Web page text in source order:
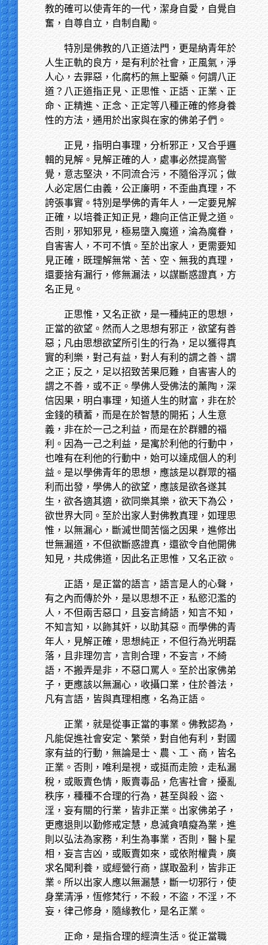
教的確可以使青年的一代，潔身自愛，自覺自
奮，自尊自立，自制自勵。
特別是佛教的八正道法門，更是納青年於
人生正軌的良方，是有利於社會，正風氣，淨
人心，去罪惡，化腐朽的無上聖藥。何謂八正
道？八正道指正見、正思惟、正語、正業、正
命、正精進、正念、正定等八種正確的修身養
性的方法，通用於出家與在家的佛弟子們。
正見，指明白事理，分析邪正，又合乎邏
輯的見解。見解正確的人，處事必然提高警
覺，意志堅決，不同流合污，不隨俗浮沉；做
人必定居仁由義，公正廉明，不歪曲真理，不
誇張事實。特別是學佛的青年人，一定要見解
正確，以培養正知正見，趣向正信正覺之道。
否則，邪知邪見，極易墮入魔道，淪為魔眷，
自害害人，不可不慎。至於出家人，更需要知
見正確，既理解無常、苦、空、無我的真理，
還要捨有漏行，修無漏法，以謀斷惑證真，方
名正見。
正思惟，又名正欲，是一種純正的思想，
正當的欲望。然而人之思想有邪正，欲望有善
惡；凡由思想欲望所引生的行為，足以獲得真
實的利樂，對己有益，對人有利的謂之善、謂
之正；反之，足以招致苦果厄難，自害害人的
謂之不善，或不正。學佛人受佛法的薰陶，深
信因果，明白事理，知道人生的財富，非在於
金錢的積蓄，而是在於智慧的開拓；人生意
義，非在於一己之利益，而是在於群體的福
利。因為一己之利益，是寓於利他的行動中，
也唯有在利他的行動中，始可以達成個人的利
益。是以學佛青年的思想，應該是以群眾的福
利而出發，學佛人的欲望，應該是欲各遂其
生，欲各適其適，欲同樂其樂，欲天下為公，
欲世界大同。至於出家人對佛教真理，如理思
惟，以無漏心，斷滅世間苦惱之因果，進修出
世無漏道，不但欲斷惑證真，還欲令自他開佛
知見，共成佛道，因此名正思惟，又名正欲。
正語，是正當的語言，語言是人的心聲，
有之內而傳於外，是以思想不正，私慾氾濫的
人，不但兩舌惡口，且妄言綺語，知言不知，
不知言知，以飾其奸，以助其惡。而學佛的青
年人，見解正確，思想純正，不但行為光明磊
落，且非理勿言，言則合理，不妄言，不綺
語，不搬弄是非，不惡口罵人。至於出家佛弟
子，更應該以無漏心，收攝口業，住於善法，
凡有言語，皆與真理相應，名為正語。
正業，就是從事正當的事業。佛教認為，
凡能促進社會安定、繁榮，對自他有利，對國
家有益的行動，無論是士、農、工、商，皆名
正業。否則，唯利是視，或挺而走險，走私漏
稅，或販賣色情，販賣毒品，危害社會，擾亂
秩序，種種不合理的行為，甚至與殺、盜、
淫，妄有關的行業，皆非正業。出家佛弟子，
更應退則以勤修戒定慧，息滅貪嗔癡為業，進
則以弘法為家務，利生為事業，否則，醫卜星
相，妄言吉凶，或販賣如來，或依附權貴，廣
求名聞利養，或經營行商，謀取盈利，皆非正
業。所以出家人應以無漏慧，斷一切邪行，使
身業清淨，恆修梵行，不殺，不盜，不淫，不
妄，律己修身，隨緣教化，是名正業。
正命，是指合理的經濟生活。從正當職